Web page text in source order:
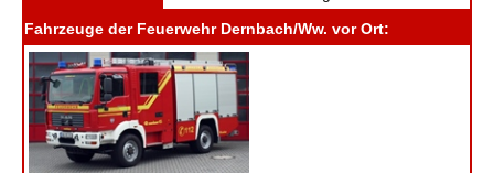
Fahrzeuge der Feuerwehr Dernbach/Ww. vor Ort: